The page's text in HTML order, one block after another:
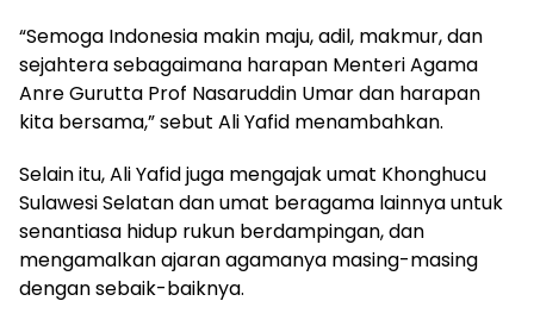
“Semoga Indonesia makin maju, adil, makmur, dan
sejahtera sebagaimana harapan Menteri Agama
Anre Gurutta Prof Nasaruddin Umar dan harapan
kita bersama,” sebut Ali Yafid menambahkan.
Selain itu, Ali Yafid juga mengajak umat Khonghucu
Sulawesi Selatan dan umat beragama lainnya untuk
senantiasa hidup rukun berdampingan, dan
mengamalkan ajaran agamanya masing-masing
dengan sebaik-baiknya.